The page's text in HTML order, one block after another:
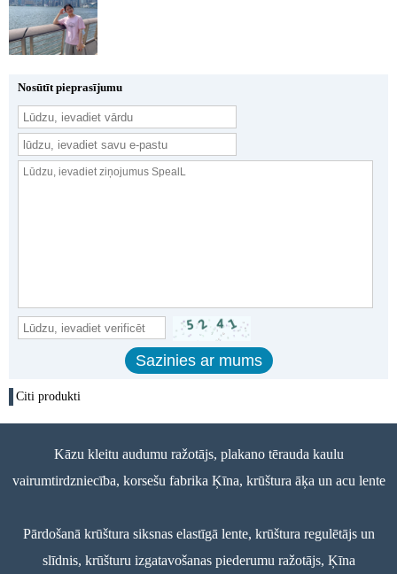
Nosūtīt pieprasījumu
Citi produkti
Kāzu kleitu audumu ražotājs, plakano tērauda kaulu
vairumtirdzniecība, korsešu fabrika Ķīna, krūštura āķa un acu lente
Pārdošanā krūštura siksnas elastīgā lente, krūštura regulētājs un
slīdnis, krūšturu izgatavošanas piederumu ražotājs, Ķīna